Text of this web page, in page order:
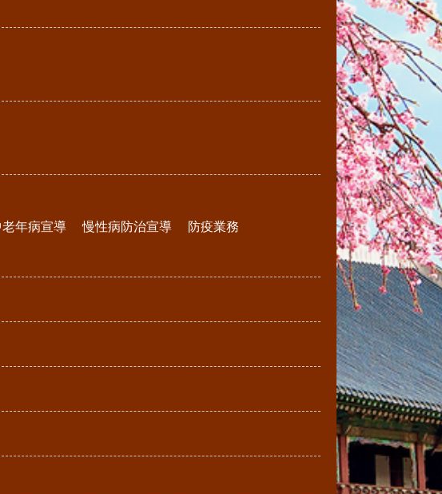
老年病宣導 慢性病防治宣導 防疫業務